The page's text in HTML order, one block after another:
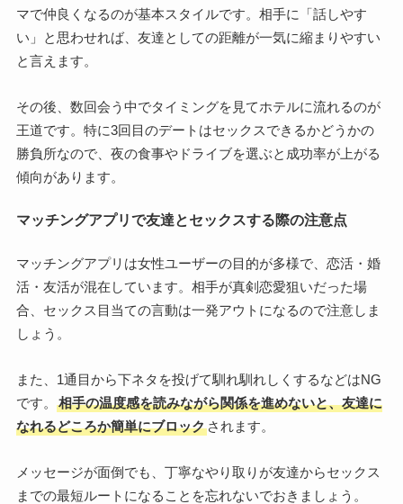
マで仲良くなるのが基本スタイルです。相手に「話しやす
い」と思わせれば、友達としての距離が一気に縮まりやすい
と言えます。
その後、数回会う中でタイミングを見てホテルに流れるのが
王道です。特に3回目のデートはセックスできるかどうかの
勝負所なので、夜の食事やドライブを選ぶと成功率が上がる
傾向があります。
マッチングアプリで友達とセックスする際の注意点
マッチングアプリは女性ユーザーの目的が多様で、恋活・婚
活・友活が混在しています。相手が真剣恋愛狙いだった場
合、セックス目当ての言動は一発アウトになるので注意しま
しょう。
また、1通目から下ネタを投げて馴れ馴れしくするなどはNG
です。
相手の温度感を読みながら関係を進めないと、友達に
なれるどころか簡単にブロックされます。
メッセージが面倒でも、丁寧なやり取りが友達からセックス
までの最短ルートになることを忘れないでおきましょう。